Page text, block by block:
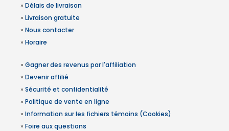
» Délais de livraison
» Livraison gratuite
» Nous contacter
» Horaire
» Gagner des revenus par l'affiliation
» Devenir affilié
» Sécurité et confidentialité
» Politique de vente en ligne
» Information sur les fichiers témoins (Cookies)
» Foire aux questions